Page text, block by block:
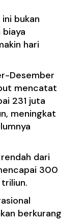
bukan
hari
Desember
mencatat
231 juta
meningkat
dari
300
berkurang